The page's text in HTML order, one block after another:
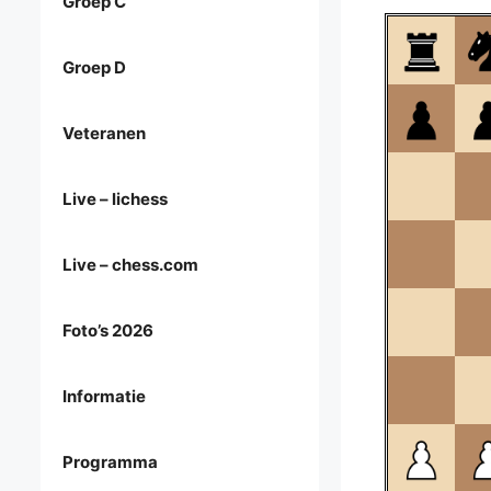
Groep D
Veteranen
Live – lichess
Live – chess.com
Foto’s 2026
Informatie
Programma